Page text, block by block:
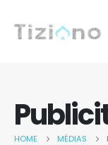
HOME MÉDIAS